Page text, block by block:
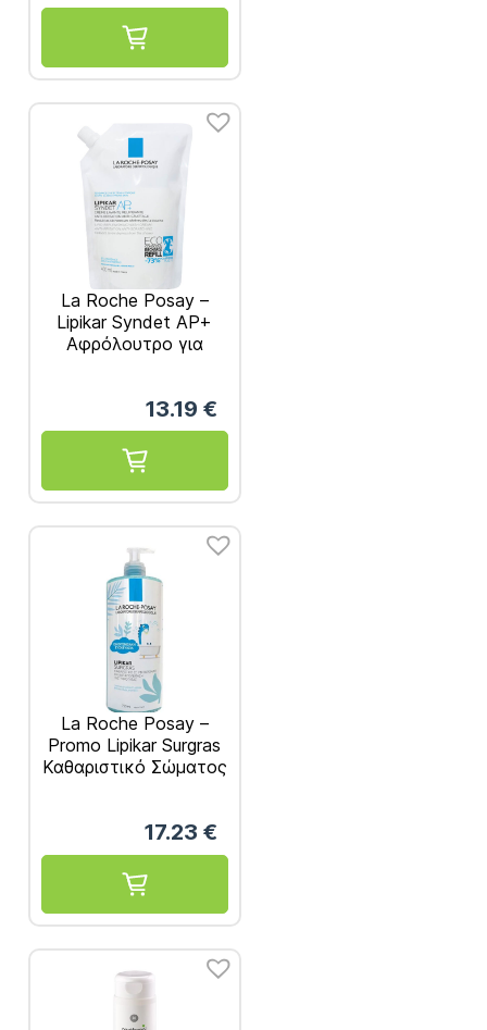
La Roche Posay –
Lipikar Syndet AP+
Αφρόλουτρο για
13.19 €
La Roche Posay –
Promo Lipikar Surgras
Καθαριστικό Σώματος
17.23 €